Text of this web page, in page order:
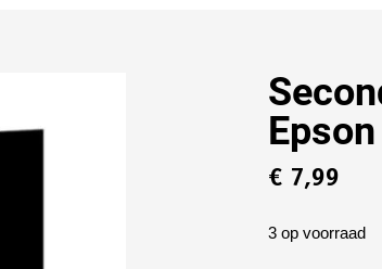
Epson
€7,99
3 op voorraad